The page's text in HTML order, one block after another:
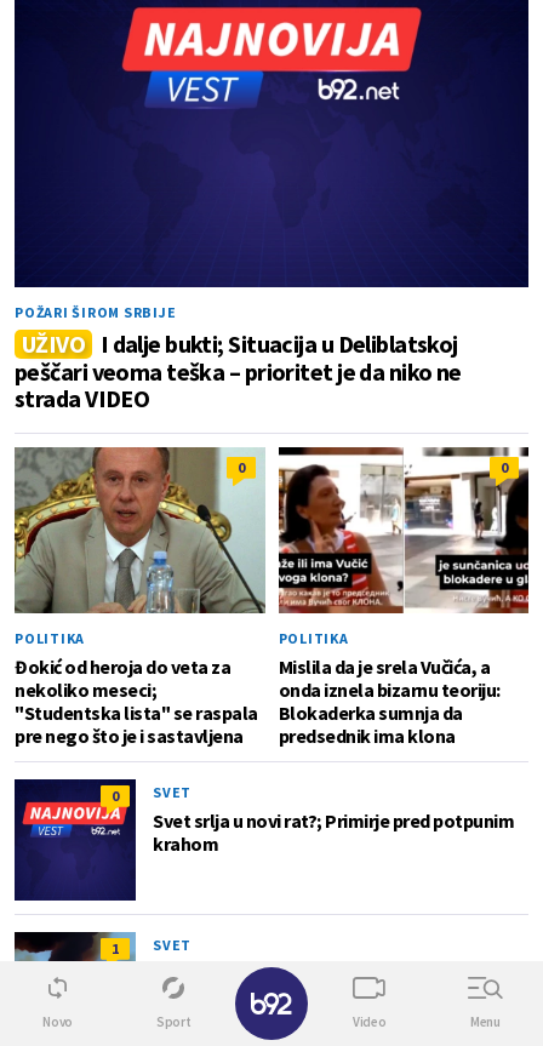
POŽARI ŠIROM SRBIJE
UŽIVO I dalje bukti; Situacija u Deliblatskoj
peščari veoma teška – prioritet je da niko ne
strada VIDEO
0
POLITIKA
Đokić od heroja do veta za
nekoliko meseci;
"Studentska lista" se raspala
pre nego što je i sastavljena
0
POLITIKA
Mislila da je srela Vučića, a
onda iznela bizarnu teoriju:
Blokaderka sumnja da
predsednik ima klona
0 SVET
Svet srlja u novi rat?; Primirje pred potpunim
krahom
1 SVET
Haos kod Omana: Nepoznati projektil
pogodio brod FOTO
Novo Sport Video Menu
✕